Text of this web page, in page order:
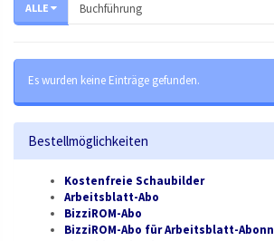
ALLE
Es wurden keine Einträge gefunden.
Bestellmöglichkeiten
Kostenfreie Schaubilder
Arbeitsblatt-Abo
BizziROM-Abo
BizziROM-Abo für Arbeitsblatt-